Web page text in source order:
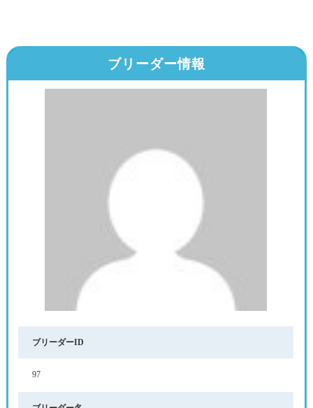
ブリーダー情報
ブリーダーID
97